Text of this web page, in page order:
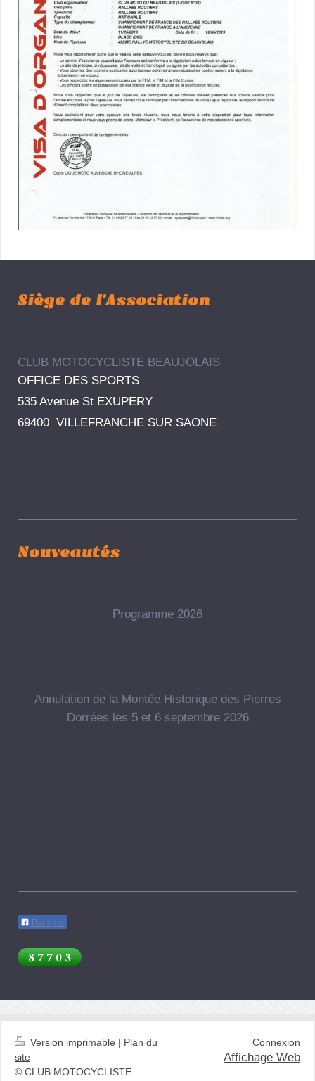
Siège de l'Association
CLUB MOTOCYCLISTE BEAUJOLAIS
OFFICE DES SPORTS
535 Avenue St EXUPERY
69400 VILLEFRANCHE SUR SAONE
Nouveautés
Programme 2026
Annulation de la Montée Historique des Pierres
Dorrées les 5 et 6 septembre 2026
Partager
Version imprimable
Plan du
site
© CLUB MOTOCYCLISTE
Connexion
Affichage Web